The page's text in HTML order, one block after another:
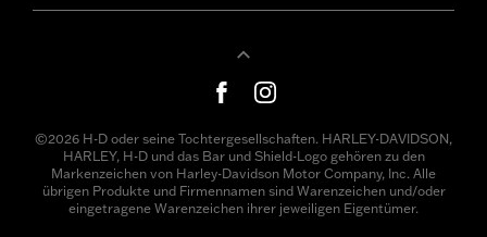
©2026 H-D oder seine Tochtergesellschaften. HARLEY-DAVIDSON,
HARLEY, H-D und das Bar und Shield-Logo gehören zu den
Markenzeichen von Harley-Davidson Motor Company, Inc. Alle
übrigen Produkte und Firmennamen sind Warenzeichen und/oder
eingetragene Warenzeichen ihrer jeweiligen Eigentümer.